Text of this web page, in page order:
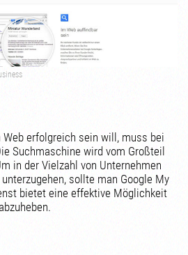
erfolgreich sein will, muss bei
Suchmaschine wird vom Großteil
in der Vielzahl von Unternehmen
sollte man Google My
bietet eine effektive Möglichkeit